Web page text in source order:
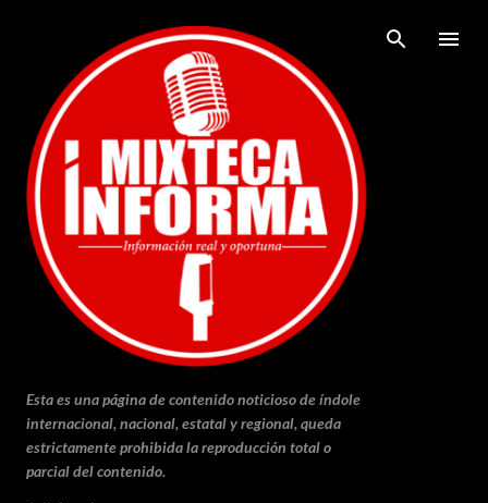
Ir al contenido principal
Esta es una página de contenido noticioso de índole
internacional, nacional, estatal y regional, queda
estrictamente prohibida la reproducción total o
parcial del contenido.